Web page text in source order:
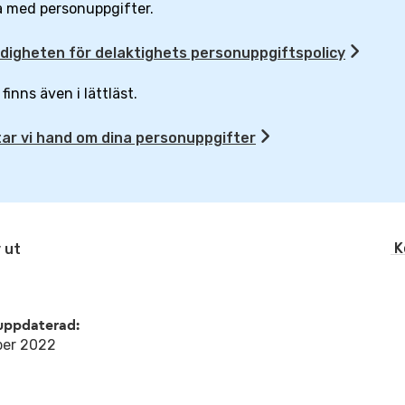
med personuppgifter.
för delaktighets personuppgiftspolicy
finns även i lättläst.
vi hand om dina personuppgifter
ut
2022